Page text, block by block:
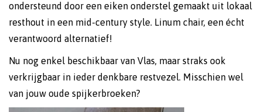
ondersteund door een eiken onderstel gemaakt uit lokaal
resthout in een mid-century style. Linum chair, een écht
verantwoord alternatief!
Nu nog enkel beschikbaar van Vlas, maar straks ook
verkrijgbaar in ieder denkbare restvezel. Misschien wel
van jouw oude spijkerbroeken?